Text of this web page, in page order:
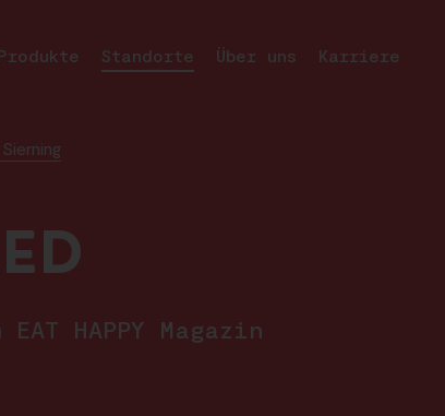
Standorte Über uns Karriere
HAPPY Magazin